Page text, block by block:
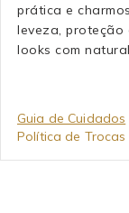
prática e
leveza, proteção
looks com
Guia de Cuidados
Política de Trocas